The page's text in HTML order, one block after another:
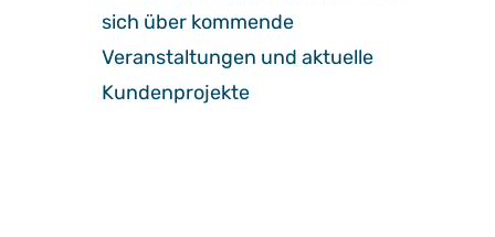
sich über kommende
Veranstaltungen und aktuelle
Kundenprojekte